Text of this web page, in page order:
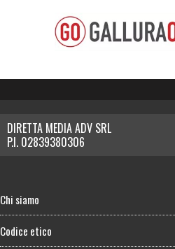
DIRETTA MEDIA ADV SRL
P.I. 02839380306
Chi siamo
Codice etico